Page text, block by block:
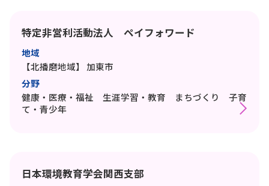
特定非営利活動法人 ペイフォワード
地域
【北播磨地域】
加東市
分野
健康・医療・福祉 生涯学習・教育 まちづくり 子育
て・青少年
日本環境教育学会関西支部